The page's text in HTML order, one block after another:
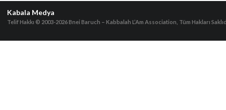
Kabala Medya
Telif Hakkı © 2003-2026Bnei Baruch – Kabbalah L’Am Association, Tüm Hakları